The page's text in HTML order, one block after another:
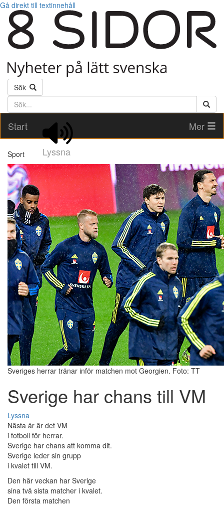
Gå direkt till textinnehåll
Sök
Söktext
Start
Lyssna
Mer
Sport
Sveriges herrar tränar inför matchen mot Georgien. Foto: TT
Sverige har chans till VM
Lyssna
Nästa år är det VM
i fotboll för herrar.
Sverige har chans att komma dit.
Sverige leder sin grupp
i kvalet till VM.
Den här veckan har Sverige
sina två sista matcher i kvalet.
Den första matchen